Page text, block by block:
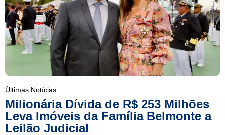
Últimas Notícias
Milionária Dívida de R$ 253 Milhões
Leva Imóveis da Família Belmonte a
Leilão Judicial